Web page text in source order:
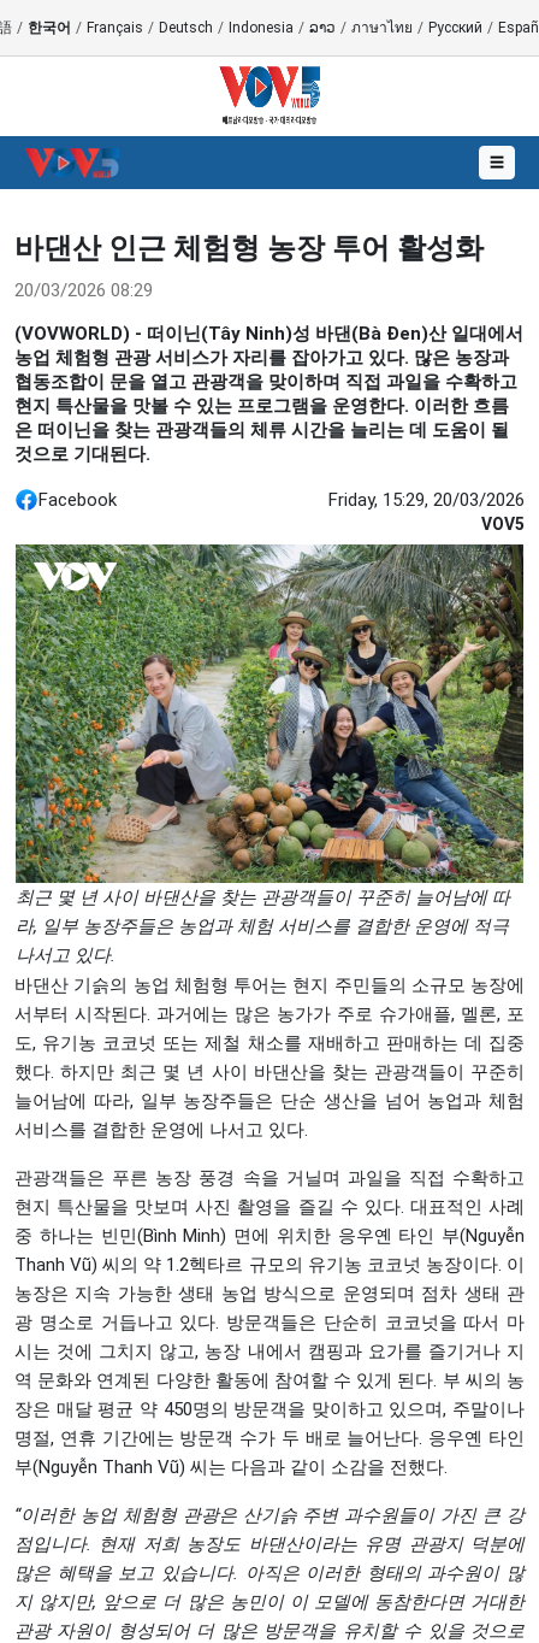
/ 한국어 / Français / Deutsch / Indonesia / ລາວ / ภาษาไทย / Русский /
☰
바댄산 인근 체험형 농장 투어 활성화
20/03/2026 08:29
(VOVWORLD) - 떠이닌(Tây Ninh)성 바댄(Bà Đen)산 일대에서
농업 체험형 관광 서비스가 자리를 잡아가고 있다. 많은 농장과
협동조합이 문을 열고 관광객을 맞이하며 직접 과일을 수확하고
현지 특산물을 맛볼 수 있는 프로그램을 운영한다. 이러한 흐름
은 떠이닌을 찾는 관광객들의 체류 시간을 늘리는 데 도움이 될
것으로 기대된다.
Facebook Friday, 15:29, 20/03/2026
VOV5
최근 몇 년 사이 바댄산을 찾는 관광객들이 꾸준히 늘어남에 따
라, 일부 농장주들은 농업과 체험 서비스를 결합한 운영에 적극
나서고 있다.
바댄산 기슭의 농업 체험형 투어는 현지 주민들의 소규모 농장에
서부터 시작된다. 과거에는 많은 농가가 주로 슈가애플, 멜론, 포
도, 유기농 코코넛 또는 제철 채소를 재배하고 판매하는 데 집중
했다. 하지만 최근 몇 년 사이 바댄산을 찾는 관광객들이 꾸준히
늘어남에 따라, 일부 농장주들은 단순 생산을 넘어 농업과 체험
서비스를 결합한 운영에 나서고 있다.
관광객들은 푸른 농장 풍경 속을 거닐며 과일을 직접 수확하고
현지 특산물을 맛보며 사진 촬영을 즐길 수 있다. 대표적인 사례
중 하나는 빈민(Bình Minh) 면에 위치한 응우옌 타인 부(Nguyễn
Thanh Vũ) 씨의 약 1.2헥타르 규모의 유기농 코코넛 농장이다. 이
농장은 지속 가능한 생태 농업 방식으로 운영되며 점차 생태 관
광 명소로 거듭나고 있다. 방문객들은 단순히 코코넛을 따서 마
시는 것에 그치지 않고, 농장 내에서 캠핑과 요가를 즐기거나 지
역 문화와 연계된 다양한 활동에 참여할 수 있게 된다. 부 씨의 농
장은 매달 평균 약 450명의 방문객을 맞이하고 있으며, 주말이나
명절, 연휴 기간에는 방문객 수가 두 배로 늘어난다. 응우옌 타인
부(Nguyễn Thanh Vũ) 씨는 다음과 같이 소감을 전했다.
“이러한 농업 체험형 관광은 산기슭 주변 과수원들이 가진 큰 강
점입니다. 현재 저희 농장도 바댄산이라는 유명 관광지 덕분에
많은 혜택을 보고 있습니다. 아직은 이러한 형태의 과수원이 많
지 않지만, 앞으로 더 많은 농민이 이 모델에 동참한다면 거대한
관광 자원이 형성되어 더 많은 방문객을 유치할 수 있을 것으로